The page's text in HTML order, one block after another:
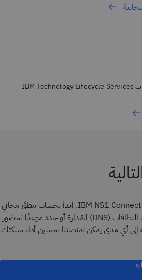
دمج دعم مركز البيانات مع خدمات IBM Technology Lifecycle Services
عزز مرونة شبكتك باستخدام IBM NS1 Connect. ابدأ بحساب مطوِّر مجاني
لاستكشاف حلول نظام أسماء النطاقات (DNS) المُدارة أو حدد موعدًا لحضور
أي مدى يمكن لمنصتنا تحسين أداء شبكتك